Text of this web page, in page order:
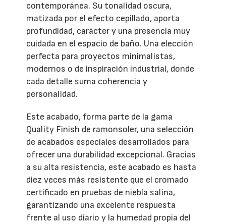
contemporánea. Su tonalidad oscura,
matizada por el efecto cepillado, aporta
profundidad, carácter y una presencia muy
cuidada en el espacio de baño. Una elección
perfecta para proyectos minimalistas,
modernos o de inspiración industrial, donde
cada detalle suma coherencia y
personalidad.
Este acabado, forma parte de la gama
Quality Finish de ramonsoler, una selección
de acabados especiales desarrollados para
ofrecer una durabilidad excepcional. Gracias
a su alta resistencia, este acabado es hasta
diez veces más resistente que el cromado
certificado en pruebas de niebla salina,
garantizando una excelente respuesta
frente al uso diario y la humedad propia del